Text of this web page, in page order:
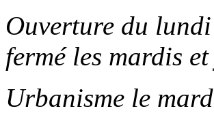
Ouverture du
fermé les mardis
Urbanisme le